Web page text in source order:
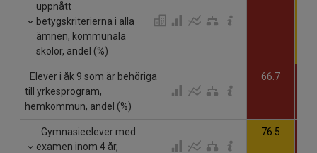
uppnått
betygskriterierna i alla
ämnen, kommunala
skolor, andel (%)
Elever i åk 9 som är behöriga
till yrkesprogram,
hemkommun, andel (%)
66.7
Gymnasieelever med
examen inom 4 år,
76.5